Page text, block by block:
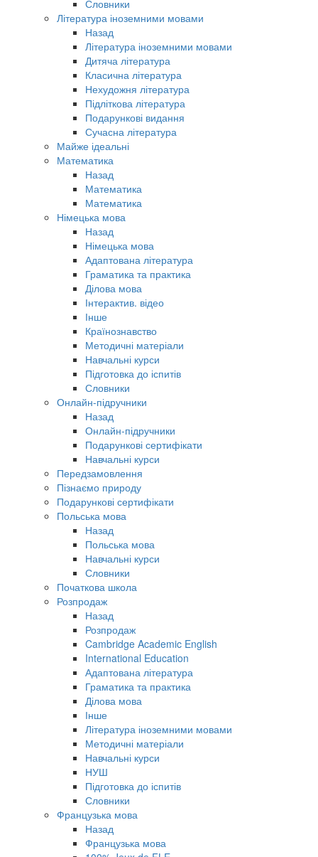
Словники
Література іноземними мовами
Назад
Література іноземними мовами
Дитяча література
Класична література
Нехудожня література
Підліткова література
Подарункові видання
Сучасна література
Майже ідеальні
Математика
Назад
Математика
Математика
Німецька мова
Назад
Німецька мова
Адаптована література
Граматика та практика
Ділова мова
Інтерактив. відео
Інше
Країнознавство
Методичні матеріали
Навчальні курси
Підготовка до іспитів
Словники
Онлайн-підручники
Назад
Онлайн-підручники
Подарункові сертифікати
Навчальні курси
Передзамовлення
Пізнаємо природу
Подарункові сертифікати
Польська мова
Назад
Польська мова
Навчальні курси
Словники
Початкова школа
Розпродаж
Назад
Розпродаж
Cambridge Academic English
International Education
Адаптована література
Граматика та практика
Ділова мова
Інше
Література іноземними мовами
Методичні матеріали
Навчальні курси
НУШ
Підготовка до іспитів
Словники
Французька мова
Назад
Французька мова